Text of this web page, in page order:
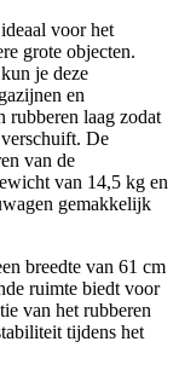
voor het
grote objecten.
je deze
en
rubberen laag zodat
De
van de
van 14,5 kg en
gemakkelijk
breedte van 61 cm
ruimte biedt voor
van het rubberen
tijdens het